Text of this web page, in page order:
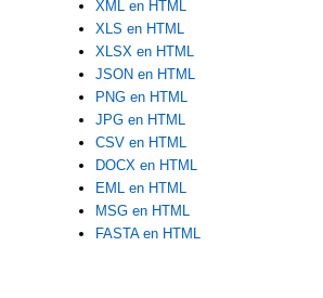
XML en HTML
XLS en HTML
XLSX en HTML
JSON en HTML
PNG en HTML
JPG en HTML
CSV en HTML
DOCX en HTML
EML en HTML
MSG en HTML
FASTA en HTML